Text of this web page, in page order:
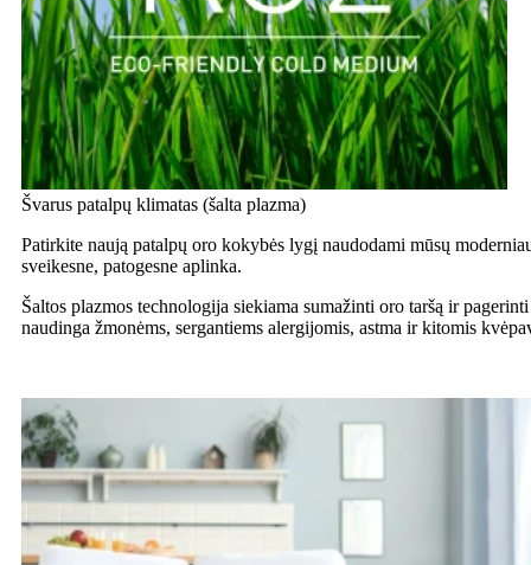
Švarus patalpų klimatas (šalta plazma)
Patirkite naują patalpų oro kokybės lygį naudodami mūsų
sveikesne, patogesne aplinka.
Šaltos plazmos technologija siekiama sumažinti oro taršą ir
naudinga žmonėms, sergantiems alergijomis, astma ir kitomis